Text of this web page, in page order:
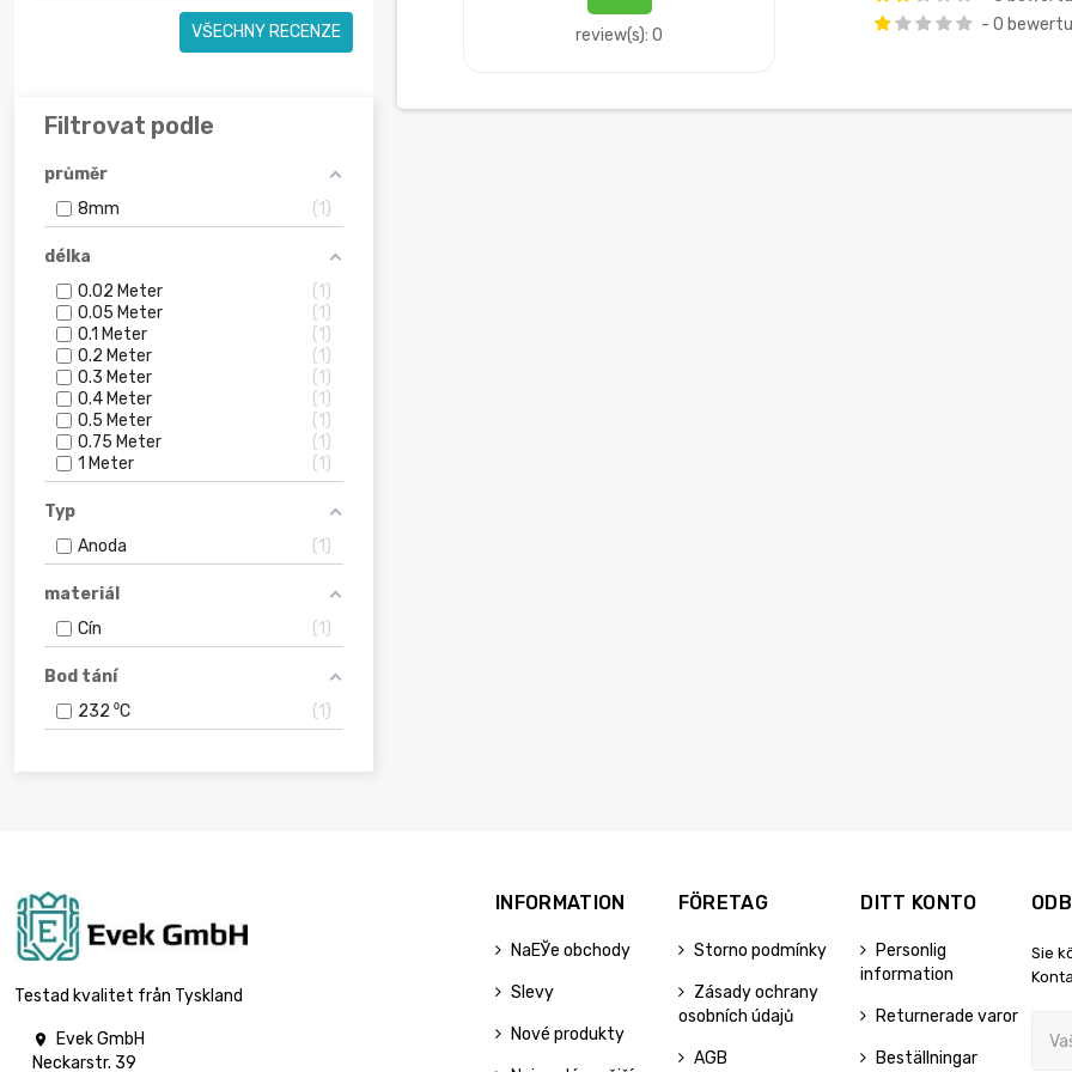
VŠECHNY RECENZE
Filtrovat podle
průměr
8mm
1
délka
0.02 Meter
1
0.05 Meter
1
0.1 Meter
1
0.2 Meter
1
0.3 Meter
1
0.4 Meter
1
0.5 Meter
1
0.75 Meter
1
1 Meter
1
Typ
Anoda
1
materiál
Cín
1
Bod tání
232 ⁰С
1
review(s): 0
- 0
Testad kvalitet från Tyskland

Evek GmbH
Neckarstr. 39
INFORMATION
NaЕЎe obchody
Slevy
Nové produkty
FÖRETAG
Storno podmínky
Zásady ochrany
osobních údajů
AGB
DITT KONTO
Personlig
information
Returnerade varor
Beställningar
Sie